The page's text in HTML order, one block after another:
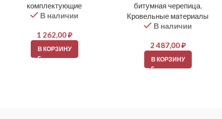
комплектующие
В наличии
1 262,00₽
В КОРЗИНУ
битумная черепица,
Кровельные материалы
В наличии
2 487,00₽
В КОРЗИНУ